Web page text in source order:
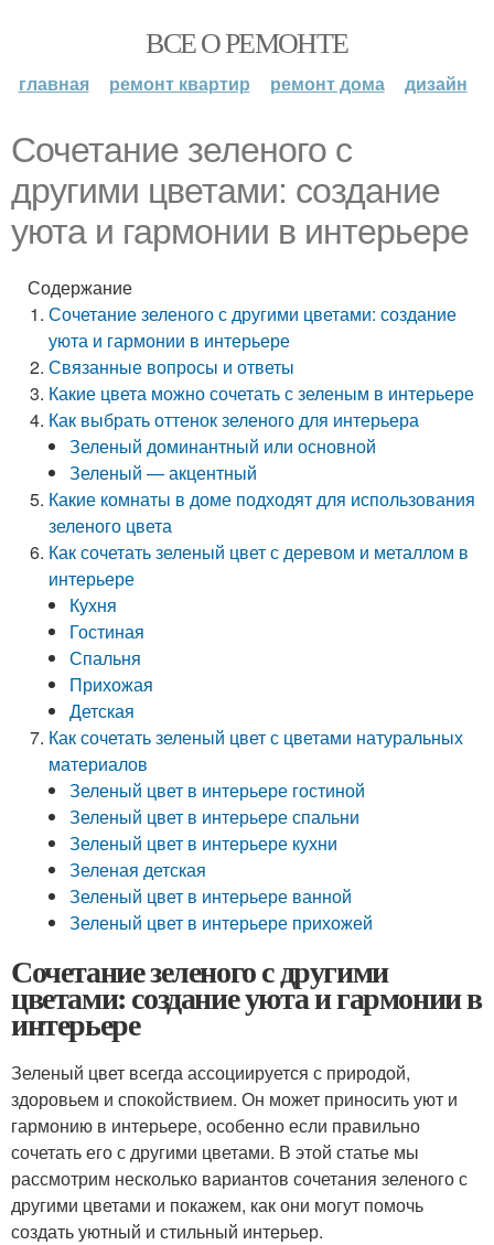
ВСЕ О РЕМОНТЕ
главная ремонт квартир ремонт дома дизайн
Сочетание зеленого с
другими цветами: создание
уюта и гармонии в интерьере
Содержание
Сочетание зеленого с другими цветами: создание
уюта и гармонии в интерьере
Связанные вопросы и ответы
Какие цвета можно сочетать с зеленым в интерьере
Как выбрать оттенок зеленого для интерьера
Зеленый доминантный или основной
Зеленый — акцентный
Какие комнаты в доме подходят для использования
зеленого цвета
Как сочетать зеленый цвет с деревом и металлом в
интерьере
Кухня
Гостиная
Спальня
Прихожая
Детская
Как сочетать зеленый цвет с цветами натуральных
материалов
Зеленый цвет в интерьере гостиной
Зеленый цвет в интерьере спальни
Зеленый цвет в интерьере кухни
Зеленая детская
Зеленый цвет в интерьере ванной
Зеленый цвет в интерьере прихожей
Сочетание зеленого с другими
цветами: создание уюта и гармонии в
интерьере
Зеленый цвет всегда ассоциируется с природой,
здоровьем и спокойствием. Он может приносить уют и
гармонию в интерьере, особенно если правильно
сочетать его с другими цветами. В этой статье мы
рассмотрим несколько вариантов сочетания зеленого с
другими цветами и покажем, как они могут помочь
создать уютный и стильный интерьер.